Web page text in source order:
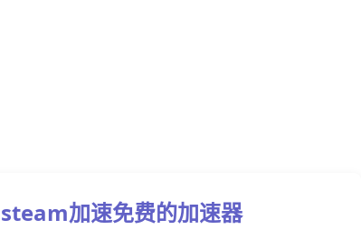
steam加速免费的加速器